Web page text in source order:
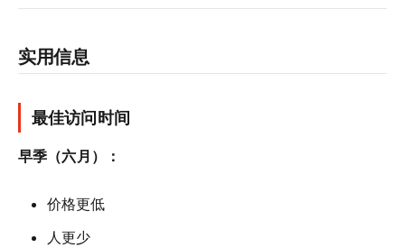
实用信息
最佳访问时间
早季（六月）：
价格更低
人更少